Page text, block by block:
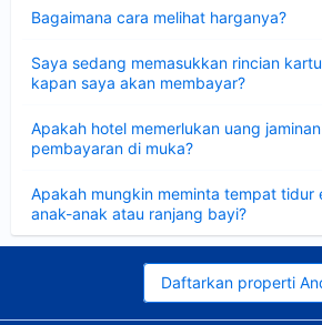
Bagaimana cara melihat harganya?
Saya sedang memasukkan rincian
kapan saya akan membayar?
Apakah hotel memerlukan uang
pembayaran di muka?
Apakah mungkin meminta tempat tidur
anak-anak atau ranjang bayi?
Daftarkan properti